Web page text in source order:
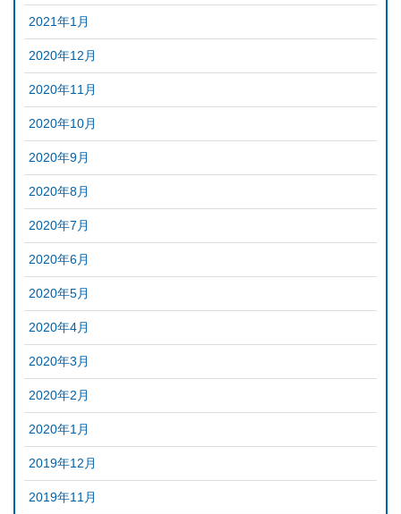
2021年1月
2020年12月
2020年11月
2020年10月
2020年9月
2020年8月
2020年7月
2020年6月
2020年5月
2020年4月
2020年3月
2020年2月
2020年1月
2019年12月
2019年11月